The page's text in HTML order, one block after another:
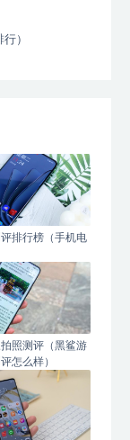
）
排行榜（手机电
照测评（黑鲨游
怎么样）